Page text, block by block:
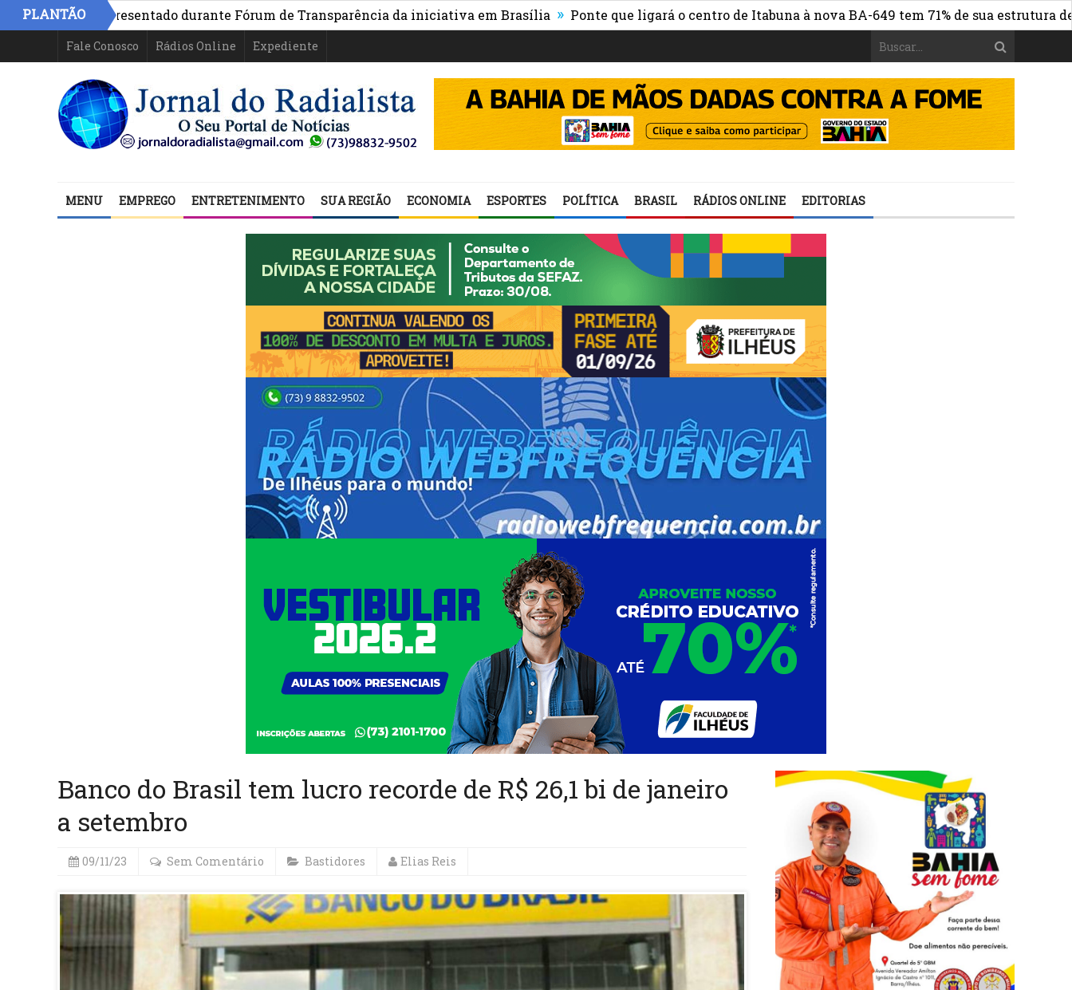
PLANTÃO
é apresentado durante Fórum de Transparência da iniciativa em Brasília » Ponte que ligará o centro de Itabuna à nova BA-649 tem 71% de sua estrutura de
Fale Conosco Rádios Online Expediente
MENU EMPREGO ENTRETENIMENTO SUA REGIÃO ECONOMIA ESPORTES POLÍTICA BRASIL RÁDIOS ONLINE EDITORIAS
Banco do Brasil tem lucro recorde de R$ 26,1 bi de janeiro
a setembro
09/11/23 Sem Comentário Bastidores Elias Reis